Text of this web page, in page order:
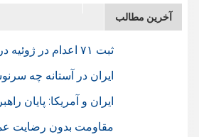
آخرین مطالب
ثبت ۷۱ اعدام در ژوئيه در ایران
ایران در آستانه چه
ایران و آمریکا: پایان
مقاومت بدون رضایت